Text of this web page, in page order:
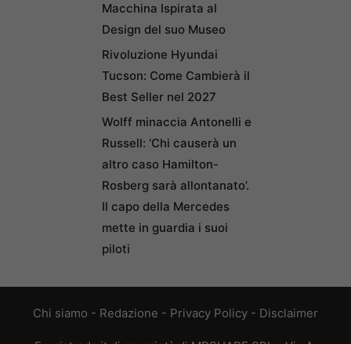
Macchina Ispirata al
Design del suo Museo
Rivoluzione Hyundai
Tucson: Come Cambierà il
Best Seller nel 2027
Wolff minaccia Antonelli e
Russell: ‘Chi causerà un
altro caso Hamilton-
Rosberg sarà allontanato’.
Il capo della Mercedes
mette in guardia i suoi
piloti
Chi siamo - Redazione - Privacy Policy - Disclaimer